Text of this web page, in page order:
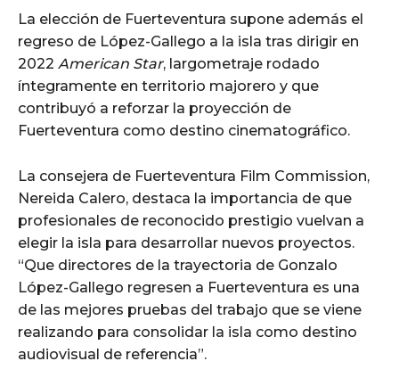
La elección de Fuerteventura supone además el
regreso de López-Gallego a la isla tras dirigir en
2022 American Star, largometraje rodado
íntegramente en territorio majorero y que
contribuyó a reforzar la proyección de
Fuerteventura como destino cinematográfico.
La consejera de Fuerteventura Film Commission,
Nereida Calero, destaca la importancia de que
profesionales de reconocido prestigio vuelvan a
elegir la isla para desarrollar nuevos proyectos.
“Que directores de la trayectoria de Gonzalo
López-Gallego regresen a Fuerteventura es una
de las mejores pruebas del trabajo que se viene
realizando para consolidar la isla como destino
audiovisual de referencia”.